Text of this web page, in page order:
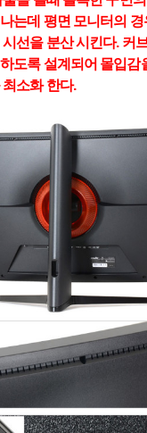
는데 평면 모니터의
선을 분산 시킨다. 커
도록 설계되어 몰입감
소화 한다.